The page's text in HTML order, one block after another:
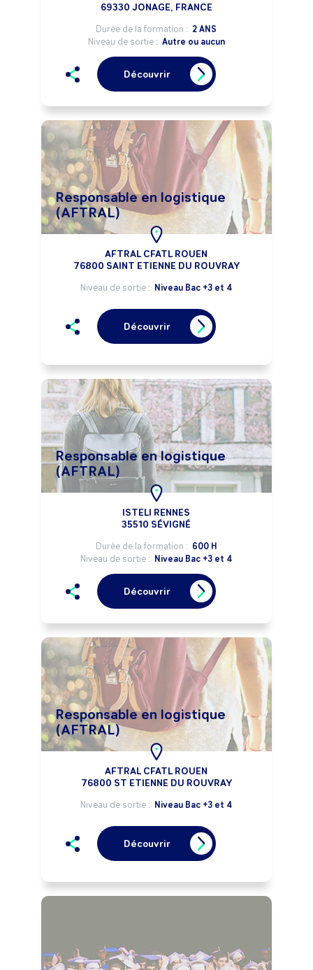
69330 JONAGE, FRANCE
Durée de la formation : 2 ANS
Niveau de sortie : Autre ou aucun
Découvrir
Responsable en logistique
(AFTRAL)
AFTRAL CFATL ROUEN
76800 SAINT ETIENNE DU ROUVRAY
Niveau de sortie : Niveau Bac +3 et 4
Découvrir
Responsable en logistique
(AFTRAL)
ISTELI RENNES
35510 SÉVIGNÉ
Durée de la formation : 600 H
Niveau de sortie : Niveau Bac +3 et 4
Découvrir
Responsable en logistique
(AFTRAL)
AFTRAL CFATL ROUEN
76800 ST ETIENNE DU ROUVRAY
Niveau de sortie : Niveau Bac +3 et 4
Découvrir